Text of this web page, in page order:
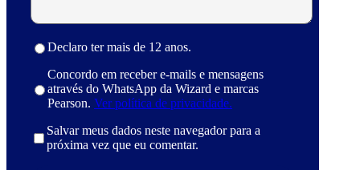
Declaro ter mais de 12 anos.
Concordo em receber e-mails e mensagens
através do WhatsApp da Wizard e marcas
Pearson. Ver política de privacidade.
Salvar meus dados neste navegador para a
próxima vez que eu comentar.